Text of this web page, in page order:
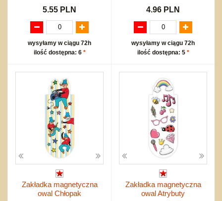
5.55 PLN
wysyłamy w ciągu 72h
ilość dostępna: 6 *
4.96 PLN
wysyłamy w ciągu 72h
ilość dostępna: 5 *
Zakładka magnetyczna
owal Chłopak
Zakładka magnetyczna
owal Atrybuty